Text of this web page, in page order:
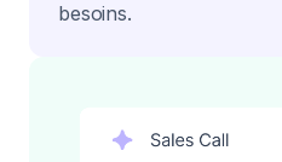
besoins.